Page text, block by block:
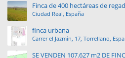
Finca de 400 hectáreas de
Ciudad Real, España
finca urbana
Carrer el Jazmín, 17, Torrellano,
SE VENDEN 107.627 m2 DE